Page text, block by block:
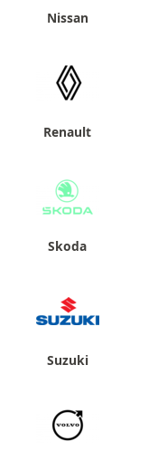
Nissan
Renault
Skoda
Suzuki